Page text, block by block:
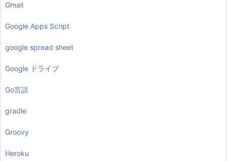
Gmail
Google Apps Script
google spread sheet
Google ドライブ
Go言語
gradle
Groovy
Heroku